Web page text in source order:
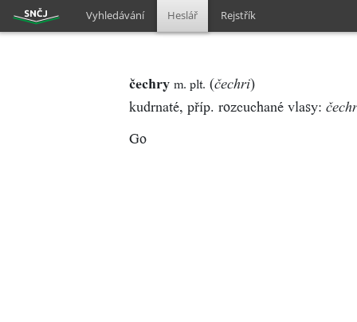
Vyhledávání Heslář Rejstřík
čechry m. plt. (čechri)
kudrnaté, příp. rozcuchané vlasy:
Go